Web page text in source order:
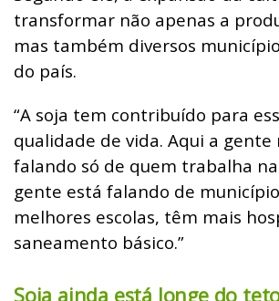
transformar não apenas a
mas também diversos
do país.
“A soja tem contribuído para
qualidade de vida. Aqui a gente
falando só de quem trabalha
gente está falando de
melhores escolas, têm mais
saneamento básico.”
Soja ainda está longe do